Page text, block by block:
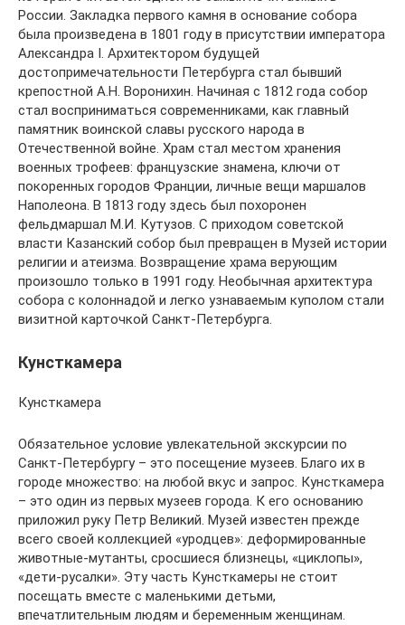
России. Закладка первого камня в основание собора
была произведена в 1801 году в присутствии императора
Александра I. Архитектором будущей
достопримечательности Петербурга стал бывший
крепостной А.Н. Воронихин. Начиная с 1812 года собор
стал восприниматься современниками, как главный
памятник воинской славы русского народа в
Отечественной войне. Храм стал местом хранения
военных трофеев: французские знамена, ключи от
покоренных городов Франции, личные вещи маршалов
Наполеона. В 1813 году здесь был похоронен
фельдмаршал М.И. Кутузов. С приходом советской
власти Казанский собор был превращен в Музей истории
религии и атеизма. Возвращение храма верующим
произошло только в 1991 году. Необычная архитектура
собора с колоннадой и легко узнаваемым куполом стали
визитной карточкой Санкт-Петербурга.
Кунсткамера
Кунсткамера
Обязательное условие увлекательной экскурсии по
Санкт-Петербургу – это посещение музеев. Благо их в
городе множество: на любой вкус и запрос. Кунсткамера
– это один из первых музеев города. К его основанию
приложил руку Петр Великий. Музей известен прежде
всего своей коллекцией «уродцев»: деформированные
животные-мутанты, сросшиеся близнецы, «циклопы»,
«дети-русалки». Эту часть Кунсткамеры не стоит
посещать вместе с маленькими детьми,
впечатлительным людям и беременным женщинам.